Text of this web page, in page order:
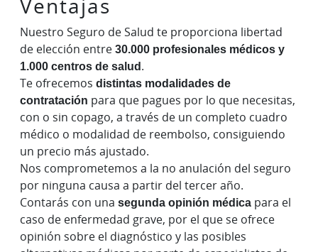
Nuestro Seguro de Salud te proporciona libertad
de elección entre30.000 profesionales médicos y
1.000 centros de salud.
Te ofrecemos distintas modalidades de
contratación para que pagues por lo que necesitas,
con o sin copago, a través de un completo cuadro
médico o modalidad de reembolso, consiguiendo
un precio más ajustado.
Nos comprometemos a la no anulación del seguro
por ninguna causa a partir del tercer año.
Contarás con una segunda opinión médicapara el
caso de enfermedad grave, por el que se ofrece
opinión sobre el diagnóstico y las posibles